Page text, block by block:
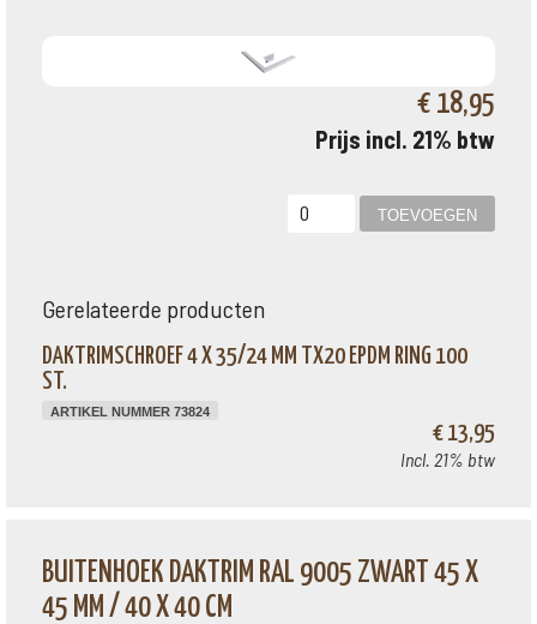
€ 18,95
Prijs incl. 21% btw
Gerelateerde producten
DAKTRIMSCHROEF 4 X 35/24 MM TX20 EPDM RING 100
ST.
ARTIKEL NUMMER 73824
€ 13,95
Incl. 21% btw
BUITENHOEK DAKTRIM RAL 9005 ZWART 45 X
45 MM / 40 X 40 CM